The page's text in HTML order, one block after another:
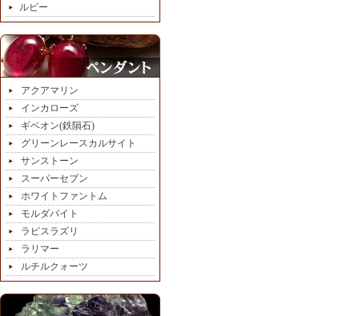
ルビー
アクアマリン
インカローズ
ギベオン(鉄隕石)
グリーンレースカルサイト
サンストーン
スーパーセブン
ホワイトファントム
モルダバイト
ラピスラズリ
ラリマー
ルチルクォーツ